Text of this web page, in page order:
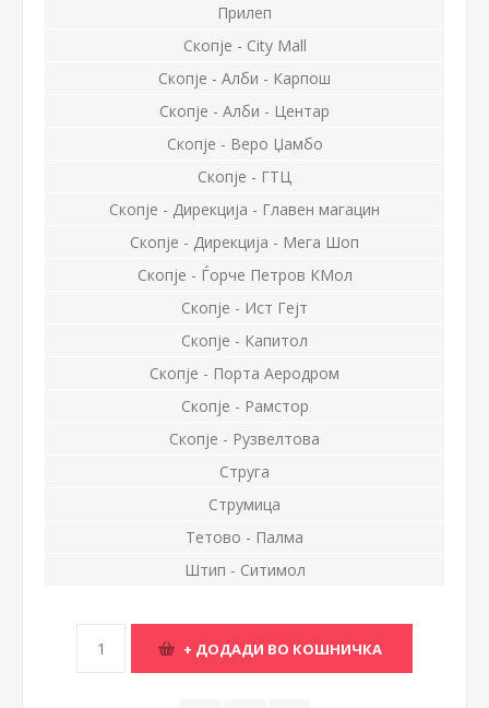
Прилеп
Скопје - City Mall
Скопје - Алби - Карпош
Скопје - Алби - Центар
Скопје - Веро Џамбо
Скопје - ГТЦ
Скопје - Дирекција - Главен магацин
Скопје - Дирекција - Мега Шоп
Скопје - Ѓорче Петров КМол
Скопје - Ист Гејт
Скопје - Капитол
Скопје - Порта Аеродром
Скопје - Рамстор
Скопје - Рузвелтова
Струга
Струмица
Тетово - Палма
Штип - Ситимол